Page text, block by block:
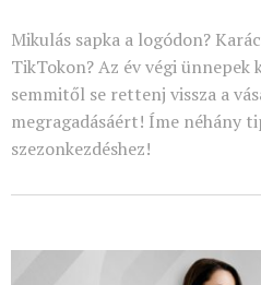
Mikulás sapka a logódon?
TikTokon? Az év végi
semmitől se rettenj vissza a
megragadásáért! Íme néhány
szezonkezdéshez!